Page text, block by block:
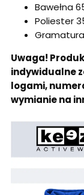
Bawełna
Poliester
Uwaga!
indywidualne
logami,
wymianie na